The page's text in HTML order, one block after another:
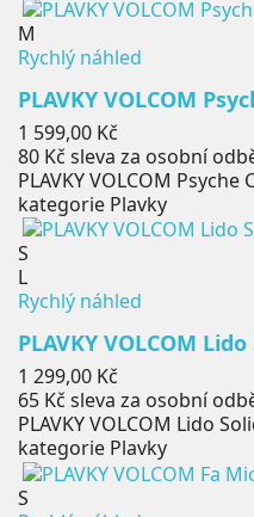
M
Rychlý náhled
PLAVKY VOLCOM
Cena
1 599,00 Kč
80 Kč sleva za osobní
PLAVKY VOLCOM
kategorie Plavky
S
L
Rychlý náhled
PLAVKY VOLCOM
Cena
1 299,00 Kč
65 Kč sleva za osobní
PLAVKY VOLCOM Lido
kategorie Plavky
S